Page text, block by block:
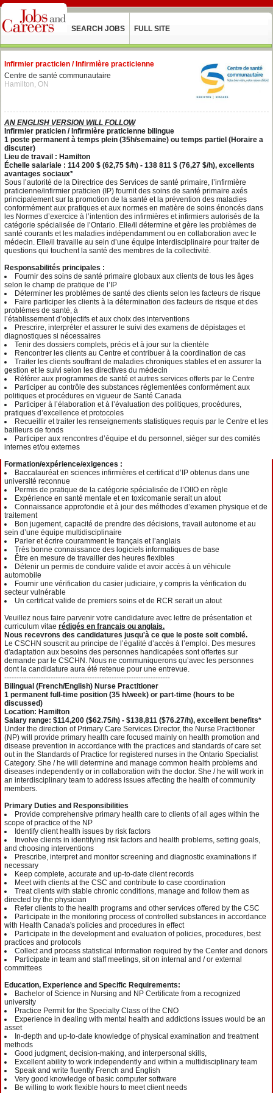
SEARCH JOBS FULL SITE
Infirmier practicien / Infirmière practicienne
Centre de santé communautaire
Hamilton, ON
AN ENGLISH VERSION WILL FOLLOW
Infirmier praticien / Infirmière praticienne bilingue
1 poste permanent à temps plein (35h/semaine) ou temps partiel (Horaire a
discuter)
Lieu de travail : Hamilton
Échelle salariale : 114 200 $ (62,75 $/h) ‐ 138 811 $ (76,27 $/h), excellents
avantages sociaux*
Sous l’autorité de la Directrice des Services de santé primaire, l’infirmière
praticienne/infirmier praticien (IP) fournit des soins de santé primaire axés
principalement sur la promotion de la santé et la prévention des maladies
conformément aux pratiques et aux normes en matière de soins énoncés dans
les Normes d’exercice à l’intention des infirmières et infirmiers autorisés de la
catégorie spécialisée de l’Ontario. Elle/il détermine et gère les problèmes de
santé courants et les maladies indépendamment ou en collaboration avec le
médecin. Elle/il travaille au sein d’une équipe interdisciplinaire pour traiter de
questions qui touchent la santé des membres de la collectivité.
Responsabilités principales :
Fournir des soins de santé primaire globaux aux clients de tous les âges
selon le champ de pratique de l’IP
Déterminer les problèmes de santé des clients selon les facteurs de risque
Faire participer les clients à la détermination des facteurs de risque et des
problèmes de santé, à
l’établissement d’objectifs et aux choix des interventions
Prescrire, interpréter et assurer le suivi des examens de dépistages et
diagnostiques si nécessaires
Tenir des dossiers complets, précis et à jour sur la clientèle
Rencontrer les clients au Centre et contribuer à la coordination de cas
Traiter les clients souffrant de maladies chroniques stables et en assurer la
gestion et le suivi selon les directives du médecin
Référer aux programmes de santé et autres services offerts par le Centre
Participer au contrôle des substances réglementées conformément aux
politiques et procédures en vigueur de Santé Canada
Participer à l’élaboration et à l’évaluation des politiques, procédures,
pratiques d’excellence et protocoles
Recueillir et traiter les renseignements statistiques requis par le Centre et les
bailleurs de fonds
Participer aux rencontres d’équipe et du personnel, siéger sur des comités
internes et/ou externes
Formation/expérience/exigences :
Baccalauréat en sciences infirmières et certificat d’IP obtenus dans une
université reconnue
Permis de pratique de la catégorie spécialisée de l’OIIO en règle
Expérience en santé mentale et en toxicomanie serait un atout
Connaissance approfondie et à jour des méthodes d’examen physique et de
traitement
Bon jugement, capacité de prendre des décisions, travail autonome et au
sein d’une équipe multidisciplinaire
Parler et écrire couramment le français et l’anglais
Très bonne connaissance des logiciels informatiques de base
Être en mesure de travailler des heures flexibles
Détenir un permis de conduire valide et avoir accès à un véhicule
automobile
Fournir une vérification du casier judiciaire, y compris la vérification du
secteur vulnérable
Un certificat valide de premiers soins et de RCR serait un atout
Veuillez nous faire parvenir votre candidature avec lettre de présentation et
curriculum vitae rédigés en français ou anglais.
Nous recevrons des candidatures jusqu'à ce que le poste soit comblé.
Le CSCHN souscrit au principe de l’égalité d’accès à l’emploi. Des mesures
d'adaptation aux besoins des personnes handicapées sont offertes sur
demande par le CSCHN. Nous ne communiquerons qu’avec les personnes
dont la candidature aura été retenue pour une entrevue.
--------------------------------------------------------------------
Bilingual (French/English) Nurse Practitioner
1 permanent full‐time position (35 h/week) or part-time (hours to be
discussed)
Location: Hamilton
Salary range: $114,200 ($62.75/h) ‐ $138,811 ($76.27/h), excellent benefits*
Under the direction of Primary Care Services Director, the Nurse Practitioner
(NP) will provide primary health care focused mainly on health promotion and
disease prevention in accordance with the practices and standards of care set
out in the Standards of Practice for registered nurses in the Ontario Specialist
Category. She / he will determine and manage common health problems and
diseases independently or in collaboration with the doctor. She / he will work in
an interdisciplinary team to address issues affecting the health of community
members.
Primary Duties and Responsibilities
Provide comprehensive primary health care to clients of all ages within the
scope of practice of the NP
Identify client health issues by risk factors
Involve clients in identifying risk factors and health problems, setting goals,
and choosing interventions
Prescribe, interpret and monitor screening and diagnostic examinations if
necessary
Keep complete, accurate and up‐to‐date client records
Meet with clients at the CSC and contribute to case coordination
Treat clients with stable chronic conditions, manage and follow them as
directed by the physician
Refer clients to the health programs and other services offered by the CSC
Participate in the monitoring process of controlled substances in accordance
with Health Canada's policies and procedures in effect
Participate in the development and evaluation of policies, procedures, best
practices and protocols
Collect and process statistical information required by the Center and donors
Participate in team and staff meetings, sit on internal and / or external
committees
Education, Experience and Specific Requirements:
Bachelor of Science in Nursing and NP Certificate from a recognized
university
Practice Permit for the Specialty Class of the CNO
Experience in dealing with mental health and addictions issues would be an
asset
In‐depth and up‐to‐date knowledge of physical examination and treatment
methods
Good judgment, decision‐making, and interpersonal skills,
Excellent ability to work independently and within a multidisciplinary team
Speak and write fluently French and English
Very good knowledge of basic computer software
Be willing to work flexible hours to meet client needs